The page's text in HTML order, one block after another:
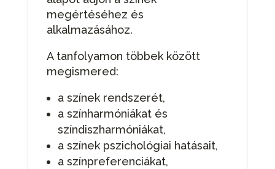
megértéséhez és
alkalmazásához.
A tanfolyamon többek között
megismered:
a színek rendszerét,
a színharmóniákat és
színdiszharmóniákat,
a színek pszichológiai hatásait,
a színpreferenciákat,